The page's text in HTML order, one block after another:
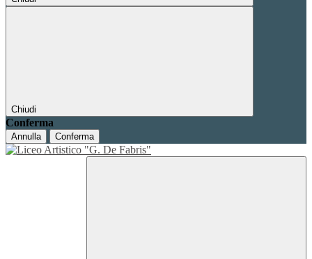
Chiudi
Conferma
Annulla Conferma